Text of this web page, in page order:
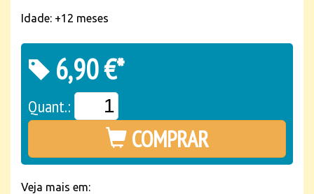
Idade: +12 meses
6,90 €*
Quant.:
COMPRAR
Veja mais em: